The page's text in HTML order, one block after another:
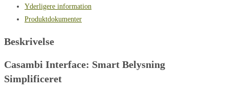
Yderligere information
Produktdokumenter
Beskrivelse
Casambi Interface: Smart Belysning
Simplificeret